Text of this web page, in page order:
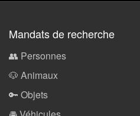
Mandats de recherche
👥 Personnes
🐶 Animaux
🔑 Objets